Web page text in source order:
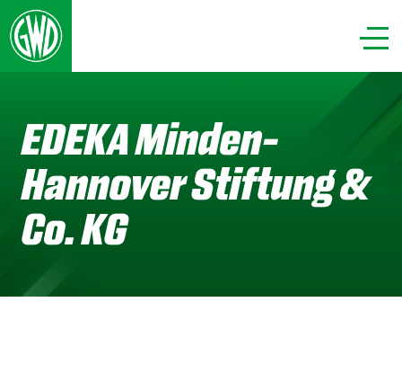
EDEKA Minden-
Hannover Stiftung &
Co. KG